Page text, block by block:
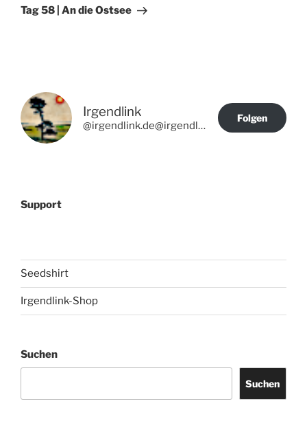
Beitrag
Tag 58 | An die Ostsee
Irgendlink
@irgendlink.de@irgendlink.de
Folgen
Support
Seedshirt
Irgendlink-Shop
Suchen
Suchen